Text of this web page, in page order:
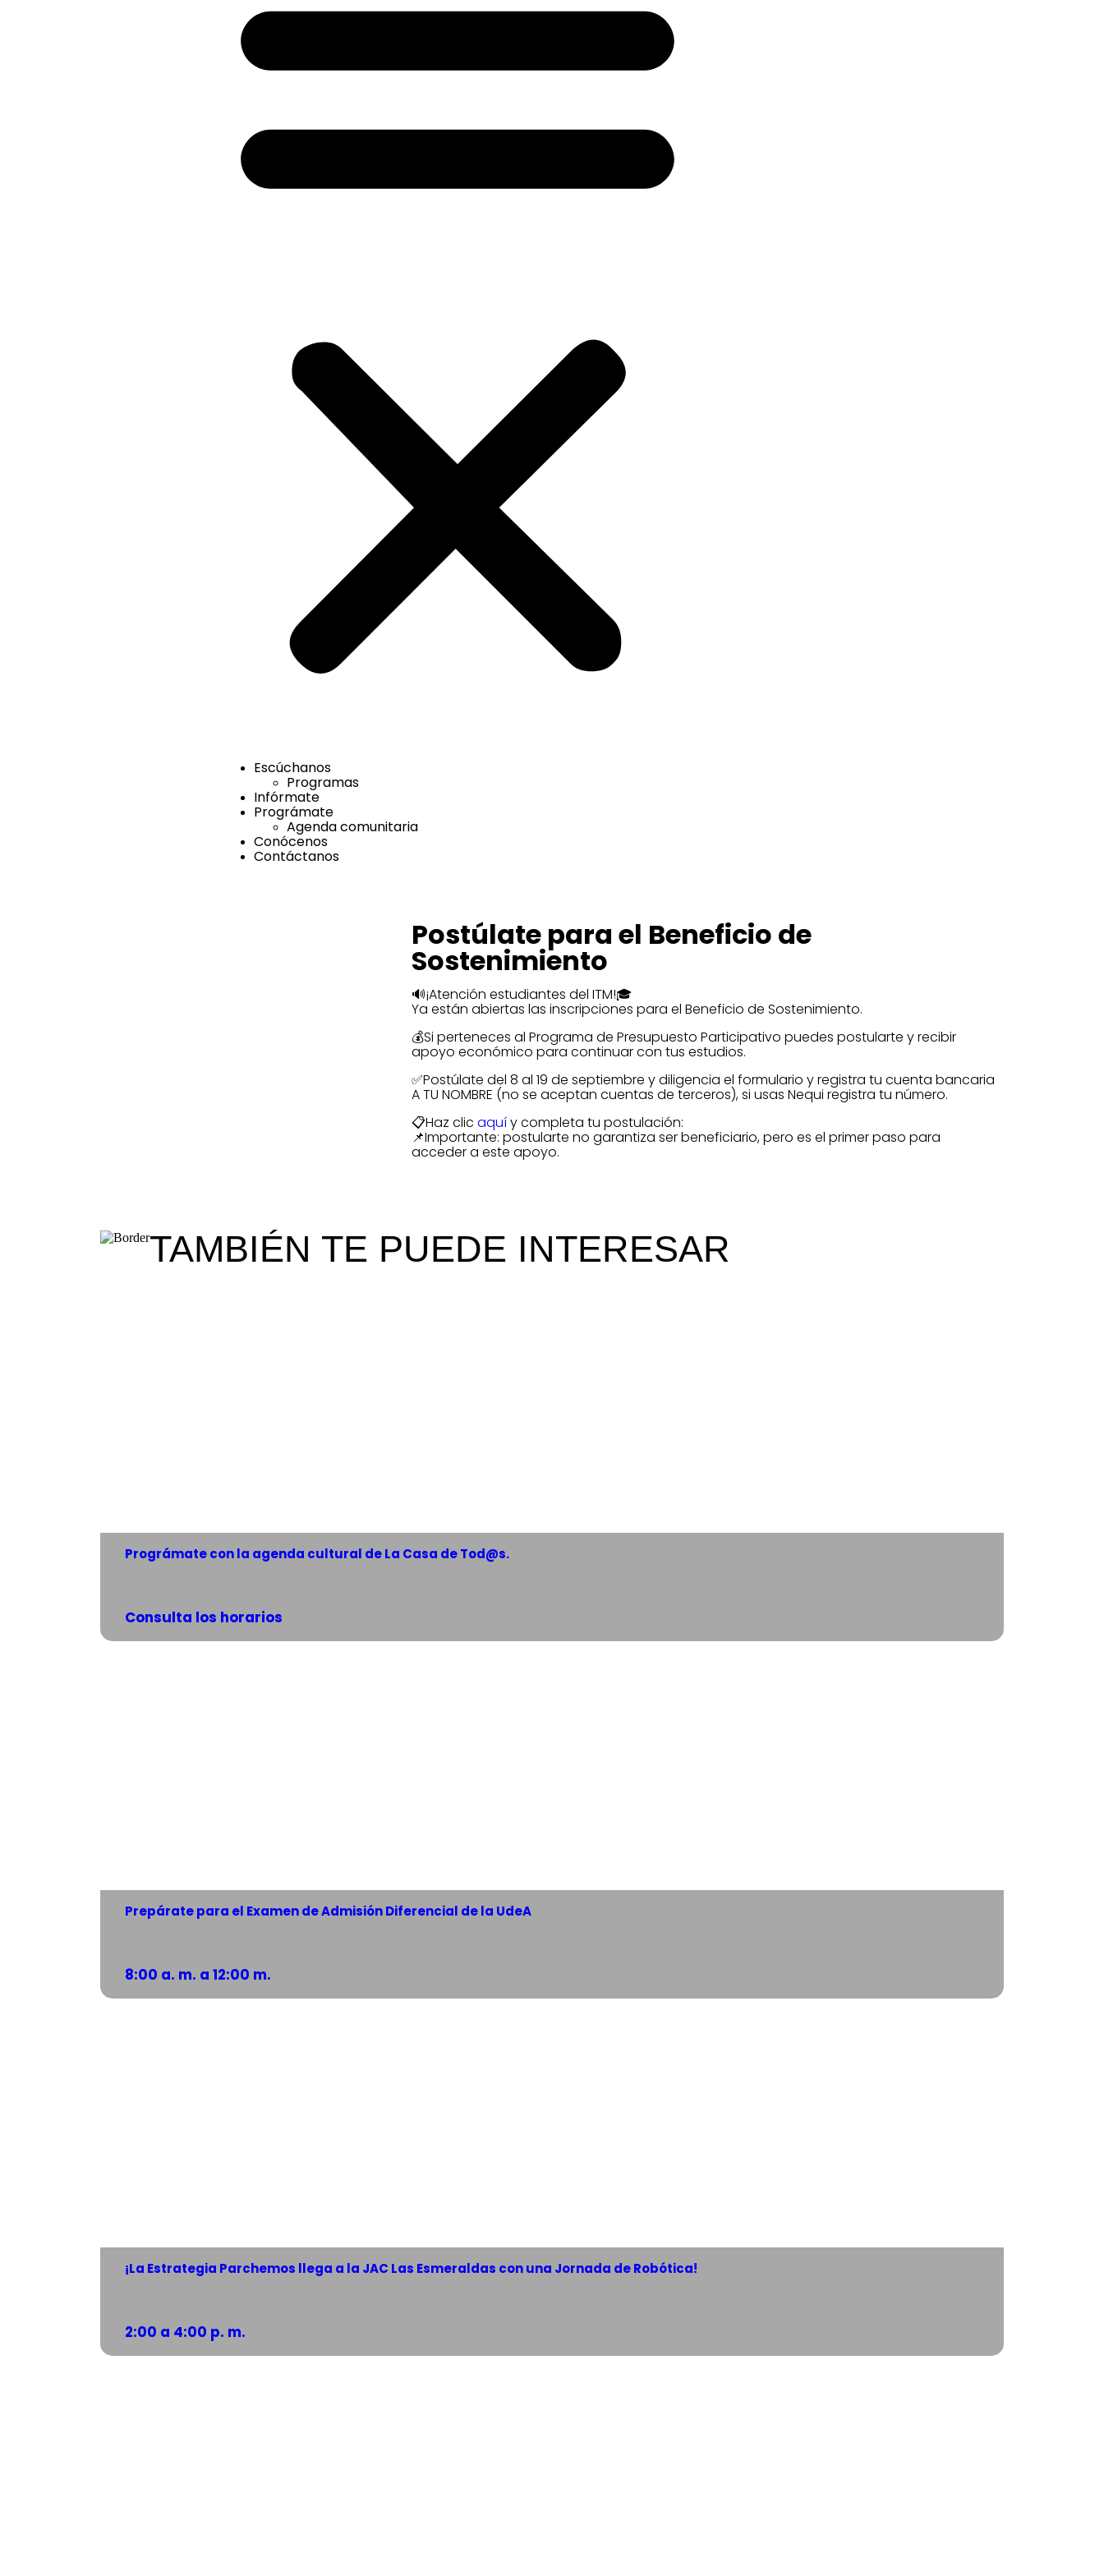
Escúchanos
Programas
Infórmate
Prográmate
Agenda comunitaria
Conócenos
Contáctanos
Postúlate para el Beneficio de
Sostenimiento
🔊¡Atención estudiantes del ITM!🎓
Ya están abiertas las inscripciones para el Beneficio de Sostenimiento.
💰Si perteneces al Programa de Presupuesto Participativo puedes postularte y recibir
apoyo económico para continuar con tus estudios.
✅Postúlate del 8 al 19 de septiembre y diligencia el formulario y registra tu cuenta bancaria
A TU NOMBRE (no se aceptan cuentas de terceros), si usas Nequi registra tu número.
📋Haz clic aquíy completa tu postulación:
📌Importante: postularte no garantiza ser beneficiario, pero es el primer paso para
acceder a este apoyo.
TAMBIÉN TE PUEDE INTERESAR
Prográmate con la agenda cultural de La Casa de Tod@s.
Consulta los horarios
Prepárate para el Examen de Admisión Diferencial de la UdeA
8:00 a. m. a 12:00 m.
¡La Estrategia Parchemos llega a la JAC Las Esmeraldas con una Jornada de Robótica!
2:00 a 4:00 p. m.